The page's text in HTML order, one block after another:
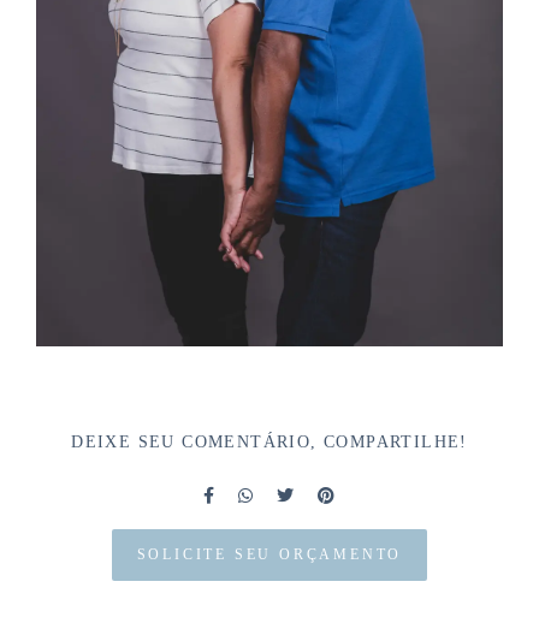
DEIXE SEU COMENTÁRIO, COMPARTILHE!
SOLICITE SEU ORÇAMENTO